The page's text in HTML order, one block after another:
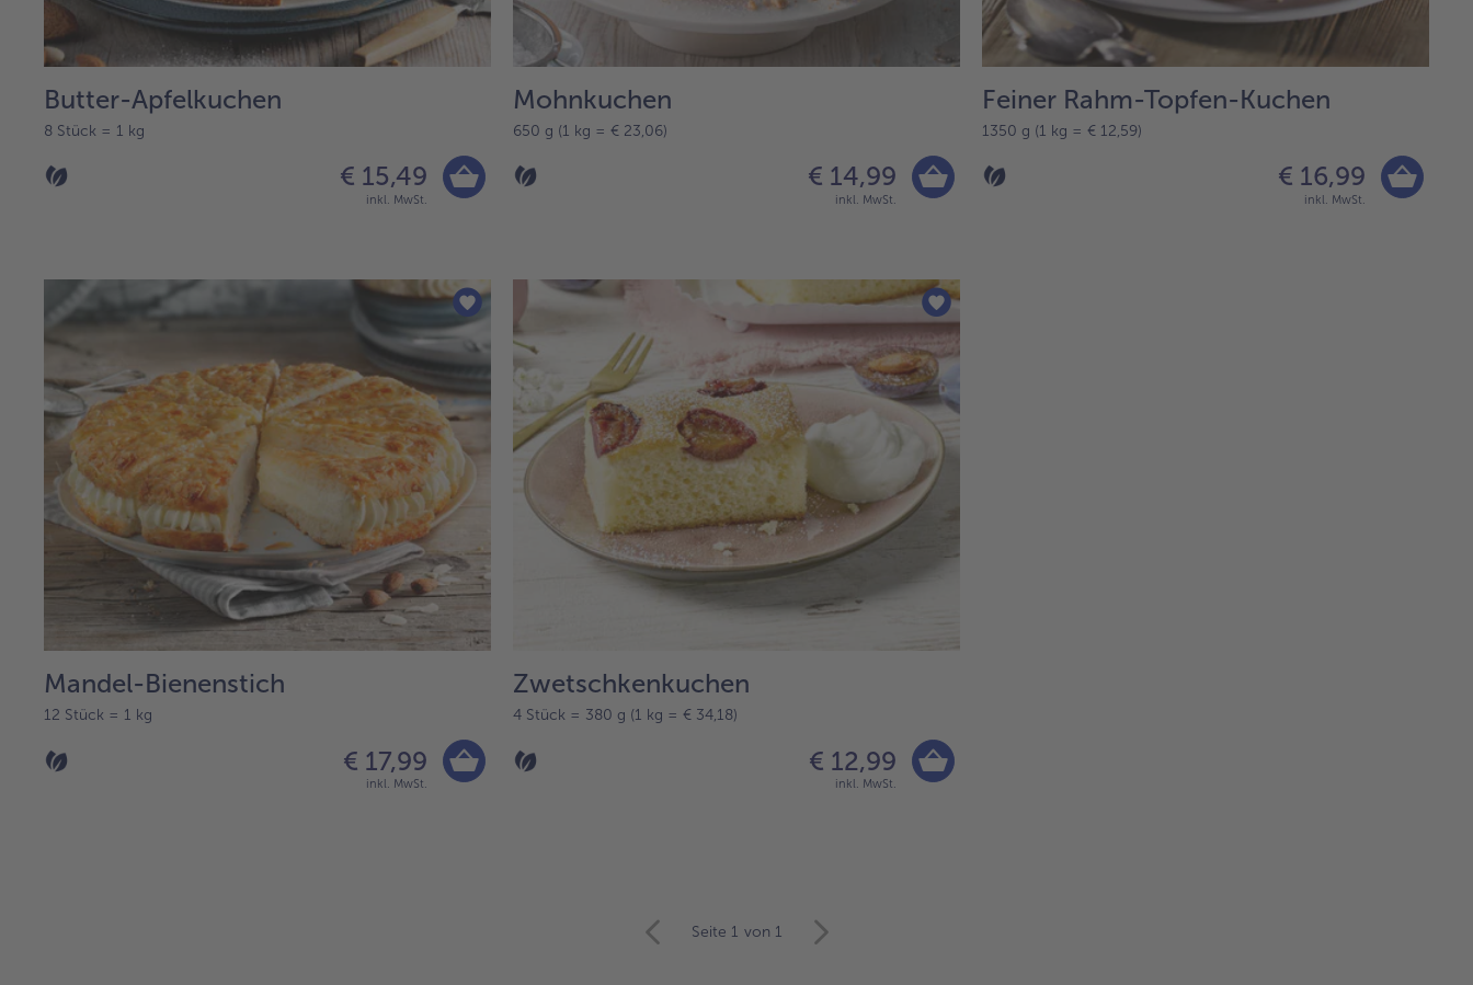
Butter-Apfelkuchen
8 Stück = 1 kg
€ 15,49
inkl. MwSt.
Mohnkuchen
650 g (1 kg = € 23,06)
€ 14,99
inkl. MwSt.
Feiner Rahm-Topfen-Kuchen
1350 g (1 kg = € 12,59)
€ 16,99
inkl. MwSt.
Mandel-Bienenstich
12 Stück = 1 kg
€ 17,99
inkl. MwSt.
Zwetschkenkuchen
4 Stück = 380 g (1 kg = € 34,18)
€ 12,99
inkl. MwSt.
Seite 1 von 1